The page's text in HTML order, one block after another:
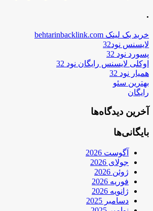
.
خرید بک لینک behtarinbacklink.com
لایسنس نود32
پسورد نود 32
اوکلی لایسنس رایگان نود 32
همیار نود 32
بهترین سئو
رایگان
آخرین دیدگاه‌ها
بایگانی‌ها
آگوست 2026
جولای 2026
ژوئن 2026
فوریه 2026
ژانویه 2026
دسامبر 2025